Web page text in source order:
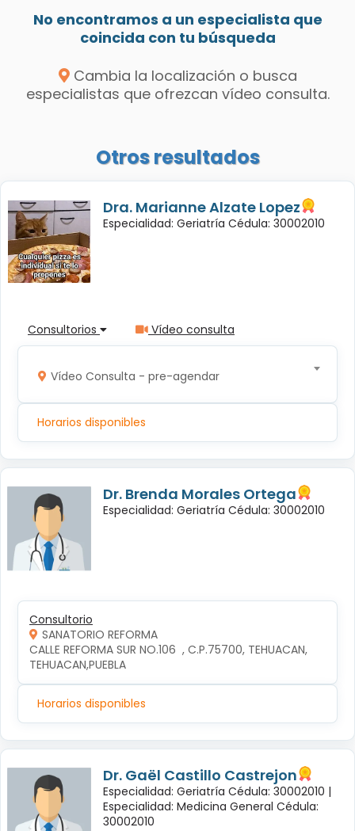
No encontramos a un especialista que
coincida con tu búsqueda
Cambia la localización o busca
especialistas que ofrezcan vídeo consulta.
Otros resultados
Dra. Marianne Alzate Lopez
Especialidad: Geriatría Cédula: 30002010
Consultorios Vídeo consulta
Vídeo Consulta - pre-agendar
Horarios disponibles
Dr. Brenda Morales Ortega
Especialidad: Geriatría Cédula: 30002010
Consultorio
SANATORIO REFORMA
CALLE REFORMA SUR NO.106  , C.P.75700, TEHUACAN,
TEHUACAN,PUEBLA
Horarios disponibles
Dr. Gaël Castillo Castrejon
Especialidad: Geriatría Cédula: 30002010 |
Especialidad: Medicina General Cédula:
30002010